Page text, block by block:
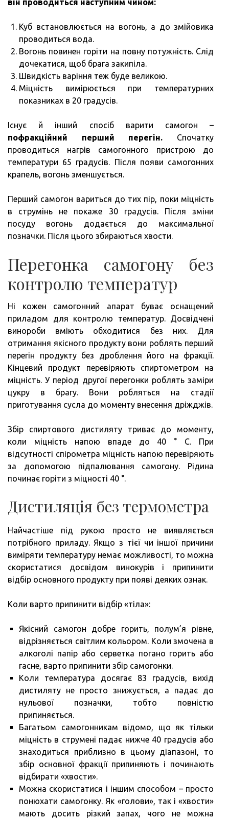
він проводиться наступним чином:
Куб встановлюється на вогонь, а до змійовика
проводиться вода.
Вогонь повинен горіти на повну потужність. Слід
дочекатися, щоб брага закипіла.
Швидкість варіння теж буде великою.
Міцність вимірюється при температурних
показниках в 20 градусів.
Існує й інший спосіб варити самогон –
пофракційний перший перегін. Спочатку
проводиться нагрів самогонного пристрою до
температури 65 градусів. Після появи самогонних
крапель, вогонь зменшується.
Перший самогон вариться до тих пір, поки міцність
в струмінь не покаже 30 градусів. Після зміни
посуду вогонь додається до максимальної
позначки. Після цього збираються хвости.
Перегонка самогону без
контролю температур
Ні кожен самогонний апарат буває оснащений
приладом для контролю температур. Досвідчені
винороби вміють обходитися без них. Для
отримання якісного продукту вони роблять перший
перегін продукту без дроблення його на фракції.
Кінцевий продукт перевіряють спиртометром на
міцність. У період другої перегонки роблять заміри
цукру в брагу. Вони робляться на стадії
приготування сусла до моменту внесення дріжджів.
Збір спиртового дистиляту триває до моменту,
коли міцність напою впаде до 40 ° C. При
відсутності спірометра міцність напою перевіряють
за допомогою підпалювання самогону. Рідина
починає горіти з міцності 40 °.
Дистиляція без термометра
Найчастіше під рукою просто не виявляється
потрібного приладу. Якщо з тієї чи іншої причини
виміряти температуру немає можливості, то можна
скористатися досвідом винокурів і припинити
відбір основного продукту при появі деяких ознак.
Коли варто припинити відбір «тіла»:
Якісний самогон добре горить, полум’я рівне,
відрізняється світлим кольором. Коли змочена в
алкоголі папір або серветка погано горить або
гасне, варто припинити збір самогонки.
Коли температура досягає 83 градусів, вихід
дистиляту не просто знижується, а падає до
нульової позначки, тобто повністю
припиняється.
Багатьом самогонникам відомо, що як тільки
міцність в струмені падає нижче 40 градусів або
знаходиться приблизно в цьому діапазоні, то
збір основної фракції припиняють і починають
відбирати «хвости».
Можна скористатися і іншим способом – просто
понюхати самогонку. Як «голови», так і «хвости»
мають досить різкий запах, чого не можна